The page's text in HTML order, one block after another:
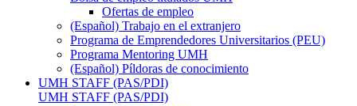
Ofertas de empleo
(Español) Trabajo en el extranjero
Programa de Emprendedores Universitarios (PEU)
Programa Mentoring UMH
(Español) Píldoras de conocimiento
UMH STAFF (PAS/PDI)
UMH STAFF (PAS/PDI)